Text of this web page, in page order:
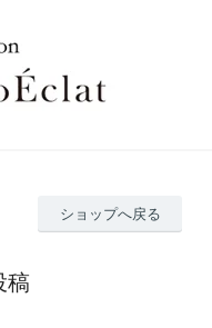
ショップへ戻る
稿